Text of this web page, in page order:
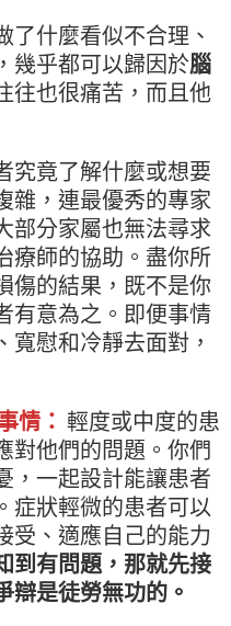
了什麼看似不合理、
幾乎都可以歸因於腦
往也很痛苦，而且他
究竟了解什麼或想要
雜，連最優秀的專家
部分家屬也無法尋求
療師的協助。盡你所
傷的結果，既不是你
有意為之。即便事情
慰和冷靜去面對，
情： 輕度或中度的患
對他們的問題。你們
，一起設計能讓患者
症狀輕微的患者可以
受、適應自己的能力
到有問題，那就先接
辯是徒勞無功的。